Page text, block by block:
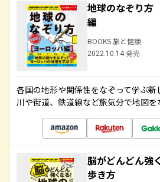
地球のなぞり
編
BOOKS 旅と健康
2022.10.14 発売
各国の地形や関係性をなぞって学ぶ新
川や街道、鉄道線など旅気分で地図を
脳がどんどん強
歩き方